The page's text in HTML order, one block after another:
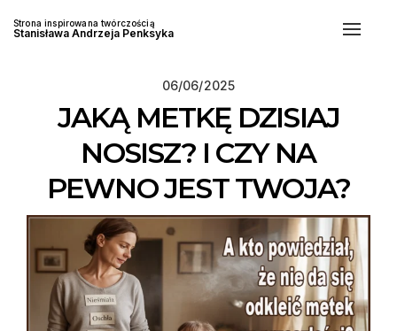
Strona inspirowana twórczością
Stanisława Andrzeja Penksyka
Toggle
Posted
on
06/06/2025
JAKĄ METKĘ DZISIAJ
NOSISZ? I CZY NA
PEWNO JEST TWOJA?